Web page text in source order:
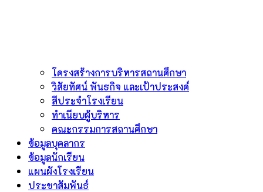
โครงสร้างการบริหารสถานศึกษา
วิสัยทัศน์ พันธกิจ และเป้าประสงค์
สีประจำโรงเรียน
ทำเนียบผู้บริหาร
คณะกรรมการสถานศึกษา
ข้อมูลบุคลากร
ข้อมูลนักเรียน
แผนผังโรงเรียน
ประชาสัมพันธ์